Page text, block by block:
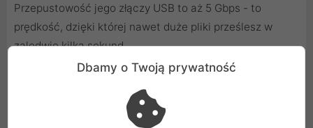
Przepustowość jego złączy USB to aż 5 Gbps - to
prędkość, dzięki której nawet duże pliki prześlesz w
zaledwie kilka sekund.
Dbamy o Twoją prywatność